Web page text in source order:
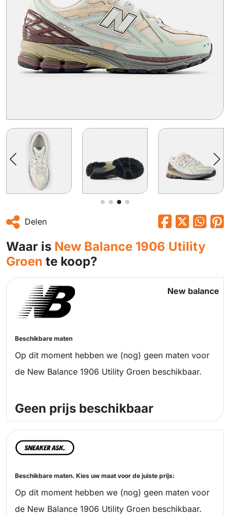
Delen
Waar is New Balance 1906 Utility
Groen te koop?
New balance
Beschikbare maten
Op dit moment hebben we (nog) geen maten voor
de New Balance 1906 Utility Groen beschikbaar.
Geen prijs beschikbaar
Beschikbare maten. Kies uw maat voor de juiste prijs:
Op dit moment hebben we (nog) geen maten voor
de New Balance 1906 Utility Groen beschikbaar.